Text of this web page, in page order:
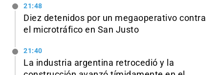
21:48
Diez detenidos por un megaoperativo contra
el microtráfico en San Justo
21:40
La industria argentina retrocedió y la